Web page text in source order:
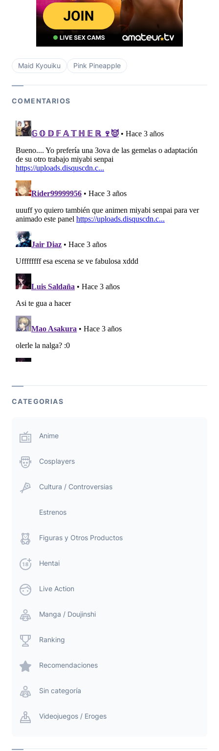
Maid Kyouiku Pink Pineapple
COMENTARIOS
CATEGORIAS
Anime
Cosplayers
Cultura / Controversias
Estrenos
Figuras y Otros Productos
Hentai
Live Action
Manga / Doujinshi
Ranking
Recomendaciones
Sin categoría
Videojuegos / Eroges